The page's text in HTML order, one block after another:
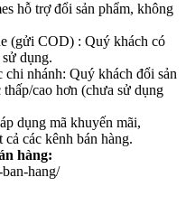
hỗ trợ đổi sản phẩm, không
(gửi COD) : Quý khách có
dụng.
nhánh: Quý khách đổi sản
cao hơn (chưa sử dụng
dụng mã khuyến mãi,
các kênh bán hàng.
hàng:
hang/